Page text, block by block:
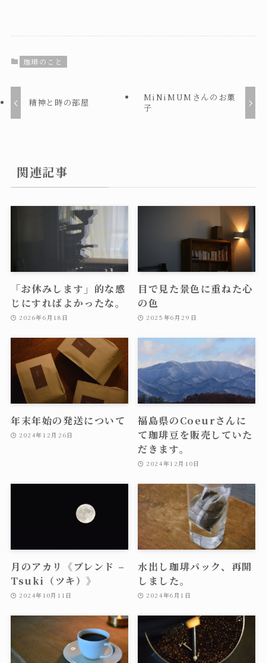
珈琲のこと
精神と時の部屋
MiNiMUMさんのお菓
子
関連記事
「お休みします」的な感
じにすればよかったな。
2026年6月18日
目で見た景色に重ねた心
の色
2025年6月29日
年末年始の発送について
2024年12月26日
福島県のCoeurさんに
て珈琲豆を販売していた
だきます。
2024年12月10日
月のアカリ《ブレンド –
Tsuki（ツキ）》
2024年10月11日
水出し珈琲パック、再開
しました。
2024年6月1日